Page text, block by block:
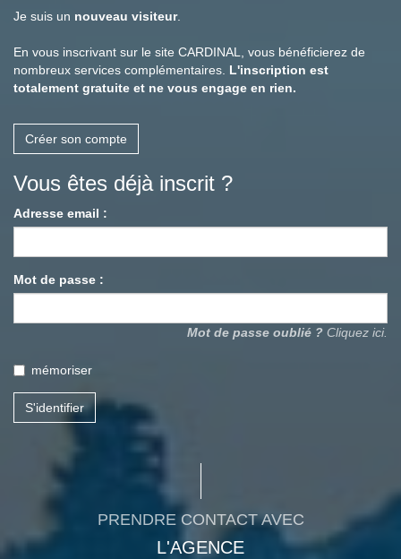
Je suis un nouveau visiteur.
En vous inscrivant sur le site CARDINAL, vous bénéficierez de
nombreux services complémentaires. L'inscription est
totalement gratuite et ne vous engage en rien.
Créer son compte
Vous êtes déjà inscrit ?
Adresse email :
Mot de passe :
Mot de passe oublié ? Cliquez ici.
mémoriser
S'identifier
PRENDRE CONTACT AVEC
L'AGENCE